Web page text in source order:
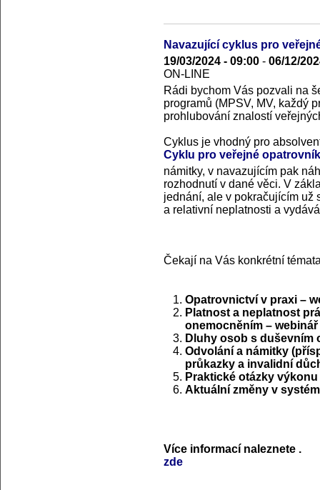
Navazující cyklus pro
19/03/2024 - 09:00 - 06/12/
ON-LINE
Rádi bychom Vás pozvali na
programů (MPSV, MV, každý
prohlubování znalostí
Cyklus je vhodný pro
Cyklu pro veřejné
námitky, v navazujícím pak
rozhodnutí v dané věci. V
jednání, ale v pokračujícím už
a relativní neplatnosti a
Čekají na Vás konkrétní
Opatrovnictví v praxi –
Platnost a neplatnost
onemocněním – webinář
Dluhy osob s duševním
Odvolání a námitky
průkazky a invalidní
Praktické otázky
Aktuální změny v
Více informací naleznete
zde
.